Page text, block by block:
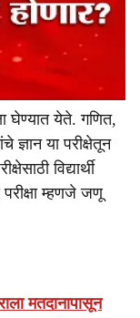
घेण्यात येते. गणित,
ज्ञान या परीक्षेतून
विद्यार्थी
म्हणजे जणू
मतदानापासून